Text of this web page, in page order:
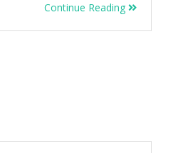
Continue Reading